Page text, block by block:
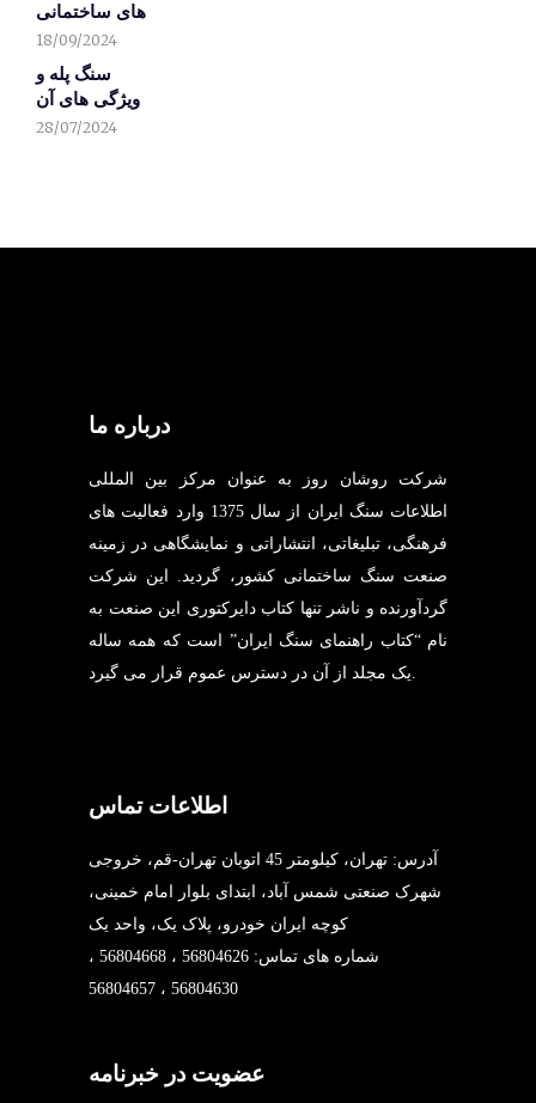
های ساختمانی
18/09/2024
سنگ پله و
ویژگی های آن
28/07/2024
درباره ما
شرکت روشان روز به عنوان مرکز بین المللی
اطلاعات سنگ ایران از سال 1375 وارد فعالیت های
فرهنگی، تبلیغاتی، انتشاراتی و نمایشگاهی در زمینه
صنعت سنگ ساختمانی کشور، گردید. این شرکت
گردآورنده و ناشر تنها کتاب دایرکتوری این صنعت به
نام “کتاب راهنمای سنگ ایران” است که همه ساله
یک مجلد از آن در دسترس عموم قرار می گیرد.
اطلاعات تماس
آدرس: تهران، کیلومتر 45 اتوبان تهران-قم، خروجی
شهرک صنعتی شمس آباد، ابتدای بلوار امام خمینی،
کوچه ایران خودرو، پلاک یک، واحد یک
شماره های تماس: 56804626 ، 56804668 ،
56804630 ، 56804657
عضویت در خبرنامه